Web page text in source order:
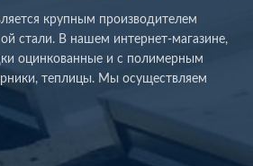
крупным производителем
стали. В нашем интернет-магазине,
оцинкованные и с полимерным
теплицы. Мы осуществляем